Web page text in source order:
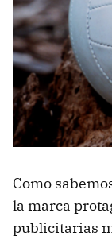
Como
la marca
publicitarias